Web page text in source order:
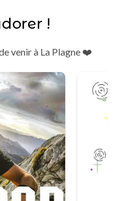
!
venir à La Plagne ❤️